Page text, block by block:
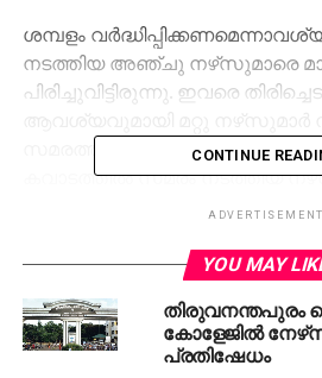
ശമ്പളം
നടത്തിയ അഞ്ചു നഴ്‌സുമാരെ
പിരിച്ചുവിട്ടിരുന്നു. ഇവരെ
സമരത്തിലാണ്
കവാടത്തില്‍ സമരം നടത്തിയ
ചെയ്യുന്നതിനിടെ പല
ഉള്‍പ്പെടെയുള്ളവര്‍ സമരത്തില്‍
RELATED TOPICS: NURSES STRIKE
CONTINUE
ADVERTISEMENT
YOU MAY
തിരുവനന്തപുരം
കോളേജില്‍
പ്രതിഷേധം